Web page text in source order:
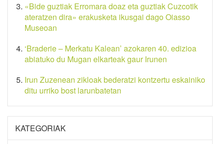
«Bide guztiak Erromara doaz eta guztiak Cuzcotik
ateratzen dira» erakusketa ikusgai dago Oiasso
Museoan
‘Braderie – Merkatu Kalean’ azokaren 40. edizioa
abiatuko du Mugan elkarteak gaur Irunen
Irun Zuzenean zikloak bederatzi kontzertu eskainiko
ditu urriko bost larunbatetan
KATEGORIAK